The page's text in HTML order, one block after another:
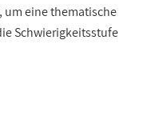
um eine thematische
Schwierigkeitsstufe